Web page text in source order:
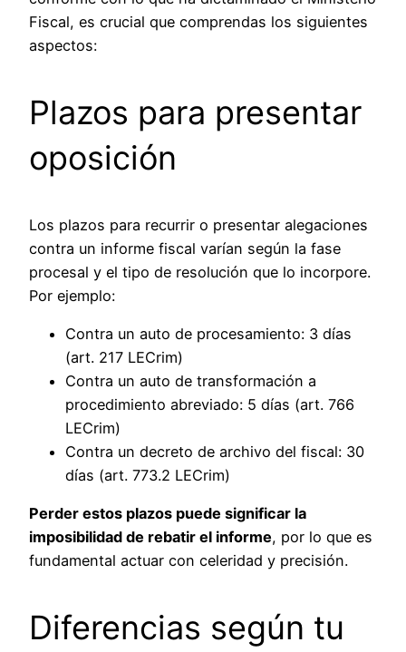
Fiscal, es crucial que comprendas los siguientes
aspectos:
Plazos para presentar
oposición
Los plazos para recurrir o presentar alegaciones
contra un informe fiscal varían según la fase
procesal y el tipo de resolución que lo incorpore.
Por ejemplo:
Contra un auto de procesamiento: 3 días
(art. 217 LECrim)
Contra un auto de transformación a
procedimiento abreviado: 5 días (art. 766
LECrim)
Contra un decreto de archivo del fiscal: 30
días (art. 773.2 LECrim)
Perder estos plazos puede significar la
imposibilidad de rebatir el informe, por lo que es
fundamental actuar con celeridad y precisión.
Diferencias según tu